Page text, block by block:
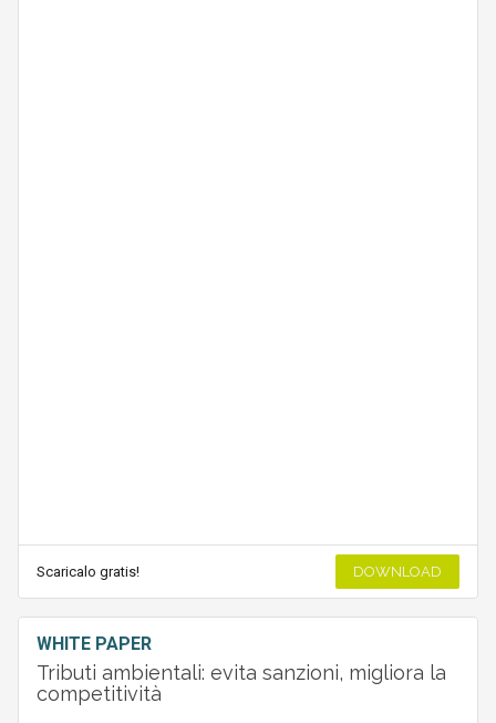
Scaricalo gratis! DOWNLOAD
WHITE PAPER
Tributi ambientali: evita sanzioni, migliora la
competitività